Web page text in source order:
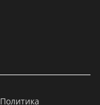
Политика